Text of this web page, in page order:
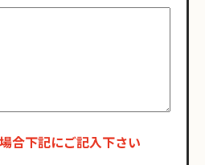
合下記にご記入下さい